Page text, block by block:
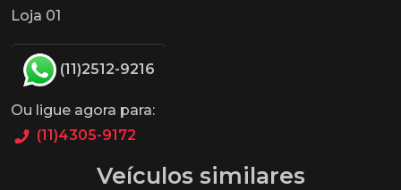
Loja 01
(11)2512-9216
Ou ligue agora para:
(11)4305-9172
Veículos similares